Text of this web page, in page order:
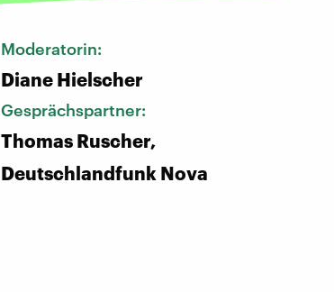
Moderatorin:
Diane Hielscher
Gesprächspartner:
Thomas Ruscher,
Deutschlandfunk Nova